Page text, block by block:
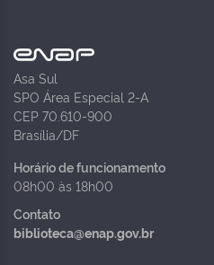
Asa Sul
SPO Área Especial 2-A
CEP 70.610-900
Brasília/DF
Horário de funcionamento
08h00 às 18h00
Contato
biblioteca@enap.gov.br